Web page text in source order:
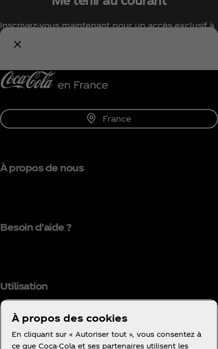
Inscrivez-vous maintenant pour un accès exclusif à
tout l'univers Coca‑Cola !
France
À propos de nous
Besoin d'aide ?
Utilisation
Facebook
Instagram
Youtube
À propos des cookies
En cliquant sur « Autoriser tout », vous consentez à
ce que Coca-Cola et ses partenaires utilisent les